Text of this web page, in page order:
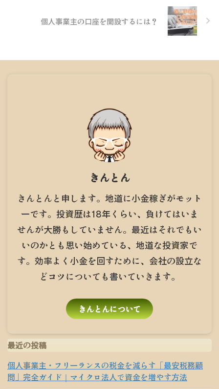
個人事業主の口座を開設するには？
きんとん
きんとんと申します。地道に小金稼ぎがモット
ーです。投資歴は18年くらい、負けてはいま
せんが大勝もしていません。最近はそれでもい
いのかとも思い始めている、地道な投資家で
す。効率よく小金を回すために、会社の設立な
どコツについても書いていきます。
きんとんについて
最近の投稿
個人事業主・フリーランスの税金を減らす「最安税務顧
問」完全ガイド｜マイクロ法人で資金を増やす方法